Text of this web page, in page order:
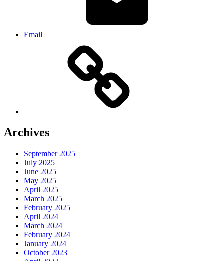
Email
Archives
September 2025
July 2025
June 2025
May 2025
April 2025
March 2025
February 2025
April 2024
March 2024
February 2024
January 2024
October 2023